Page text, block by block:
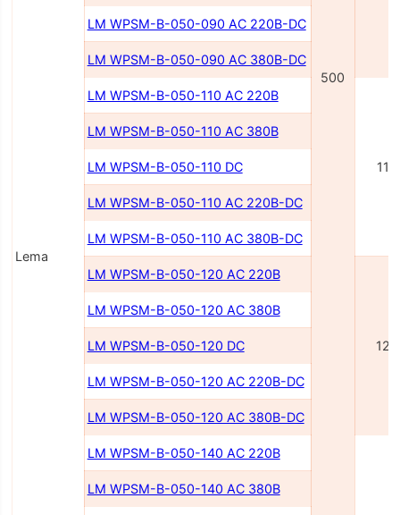
Lema
500
LM WPSM-B-050-090 AC 220В-DC
LM WPSM-B-050-090 AC 380В-DC
LM WPSM-B-050-110 AC 220В
LM WPSM-B-050-110 AC 380В
LM WPSM-B-050-110 DC
LM WPSM-B-050-110 AC 220В-DC
LM WPSM-B-050-110 AC 380В-DC
LM WPSM-B-050-120 AC 220В
LM WPSM-B-050-120 AC 380В
LM WPSM-B-050-120 DC
LM WPSM-B-050-120 AC 220В-DC
LM WPSM-B-050-120 AC 380В-DC
LM WPSM-B-050-140 AC 220В
LM WPSM-B-050-140 AC 380В